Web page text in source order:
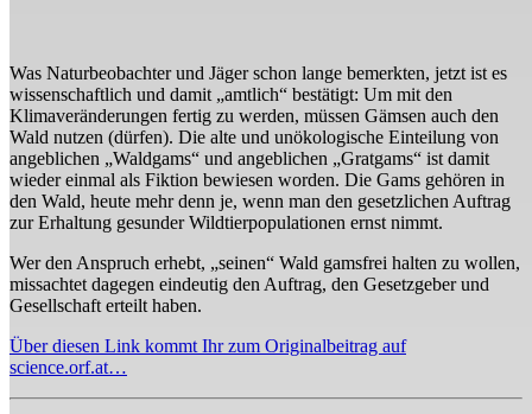
Was Naturbeobachter und Jäger schon lange bemerkten, jetzt ist es
wissenschaftlich und damit „amtlich“ bestätigt: Um mit den
Klimaveränderungen fertig zu werden, müssen Gämsen auch den
Wald nutzen (dürfen). Die alte und unökologische Einteilung von
angeblichen „Waldgams“ und angeblichen „Gratgams“ ist damit
wieder einmal als Fiktion bewiesen worden. Die Gams gehören in
den Wald, heute mehr denn je, wenn man den gesetzlichen Auftrag
zur Erhaltung gesunder Wildtierpopulationen ernst nimmt.
Wer den Anspruch erhebt, „seinen“ Wald gamsfrei halten zu wollen,
missachtet dagegen eindeutig den Auftrag, den Gesetzgeber und
Gesellschaft erteilt haben.
Über diesen Link kommt Ihr zum Originalbeitrag auf
science.orf.at…